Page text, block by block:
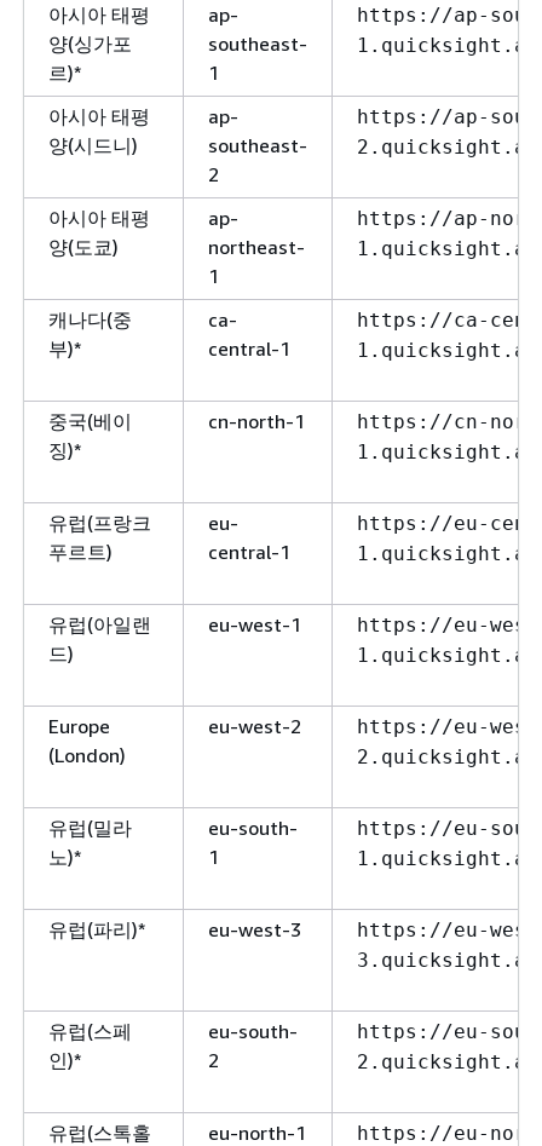
아시아 태평
양(싱가포
르)*
ap-
southeast-
1
https://ap-
아시아 태평
양(시드니)
ap-
southeast-
2
https://ap-
아시아 태평
양(도쿄)
ap-
northeast-
1
https://ap-
캐나다(중
부)*
ca-
central-1
https://ca-
중국(베이
징)*
cn-north-1
https://cn-
유럽(프랑크
푸르트)
eu-
central-1
https://eu-
유럽(아일랜
드)
eu-west-1
https://eu-
Europe
(London)
eu-west-2
https://eu-
유럽(밀라
노)*
eu-south-
1
https://eu-
유럽(파리)* eu-west-3
https://eu-
유럽(스페
인)*
eu-south-
2
https://eu-
유럽(스톡홀 eu-north-1 https://eu-